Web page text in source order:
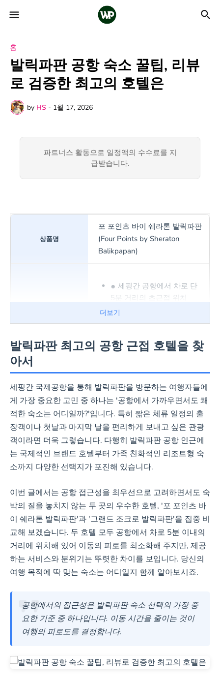
홈
발릭파판 공항 숙소 꿀팁, 리뷰
로 검증한 최고의 호텔은
by HS - 1월 17, 2026
파트너스 활동으로 일정액의 수수료를 지
급받습니다.
포 포인츠 바이 쉐라톤 발릭파판
(Four Points by Sheraton
Balikpapan)
세핑간 공항에서 차로 단
5분 거리의 초근접 위치
2024 아고다 여행객 인기
숙소 선정
출장 여행객 평점이 높고,
객실 안락함 평가 '우수'
수
아동(2~11세) 객실 기존
침대 이용 시 무료 투숙 가능
최저가 확인 및 예약하기
그랜드 조크로 발릭파판 (Grand
Tjokro Balikpapan)
공항까지 무료 셔틀 서비
스 제공
가족 여행객 친화적 (놀이
터, 키즈클럽, 아동용 수영
피트니스 센터, 스파, 마사
지 등 다양한 레저 시설 보유
체크아웃 시간이 오후 1시
무료 Wi-Fi, 무료 주차 등
더보기
발릭파판 최고의 공항 근접 호텔을 찾
아서
세핑간 국제공항을 통해 발릭파판을 방문하는 여행자들에
게 가장 중요한 고민 중 하나는 '공항에서 가까우면서도 쾌
적한 숙소는 어디일까?'입니다. 특히 짧은 체류 일정의 출
장객이나 첫날과 마지막 날을 편리하게 보내고 싶은 관광
객이라면 더욱 그렇습니다. 다행히 발릭파판 공항 인근에
는 국제적인 브랜드 호텔부터 가족 친화적인 리조트형 숙
소까지 다양한 선택지가 포진해 있습니다.
이번 글에서는 공항 접근성을 최우선으로 고려하면서도 숙
박의 질을 놓치지 않는 두 곳의 우수한 호텔, '포 포인츠 바
이 쉐라톤 발릭파판'과 '그랜드 조크로 발릭파판'을 집중 비
교해 보겠습니다. 두 호텔 모두 공항에서 차로 5분 이내의
거리에 위치해 있어 이동의 피로를 최소화해 주지만, 제공
하는 서비스와 분위기는 뚜렷한 차이를 보입니다. 당신의
여행 목적에 딱 맞는 숙소는 어디일지 함께 알아보시죠.
공항에서의 접근성은 발릭파판 숙소 선택의 가장 중
요한 기준 중 하나입니다. 이동 시간을 줄이는 것이
여행의 피로도를 결정합니다.